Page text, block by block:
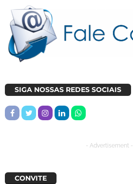
SIGA NOSSAS REDES SOCIAIS
- Advertisement -
CONVITE